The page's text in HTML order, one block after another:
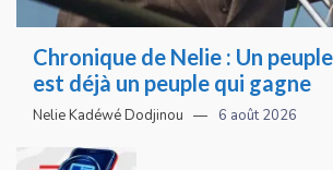
Chronique de Nelie : Un
est déjà un peuple qui gagne
Nelie Kadéwé Dodjinou 6 août 2026